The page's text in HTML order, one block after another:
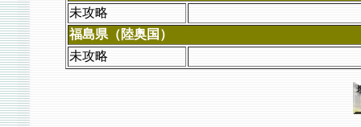
未攻略
福島県（陸奥国）
未攻略